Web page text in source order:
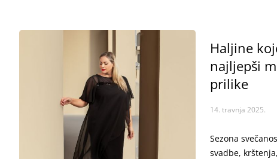
Haljine
najljepši
prilike
14. travnja 2025.
Sezona
svadbe,